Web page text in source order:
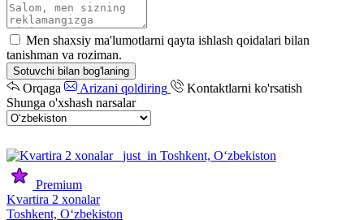
Men shaxsiy ma'lumotlarni qayta ishlash qoidalari bilan
tanishman va roziman.
Sotuvchi bilan bog'laning
Orqaga Arizani qoldiring
Kontaktlarni ko'rsatish
Shunga o'xshash narsalar
Premium
Kvartira 2 xonalar
Toshkent, Oʻzbekiston